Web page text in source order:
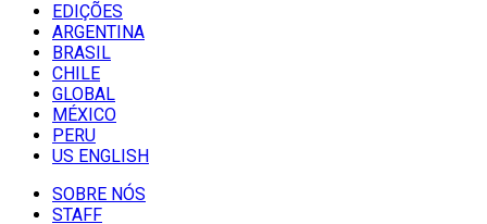
EDIÇÕES
ARGENTINA
BRASIL
CHILE
GLOBAL
MÉXICO
PERU
US ENGLISH
SOBRE NÓS
STAFF